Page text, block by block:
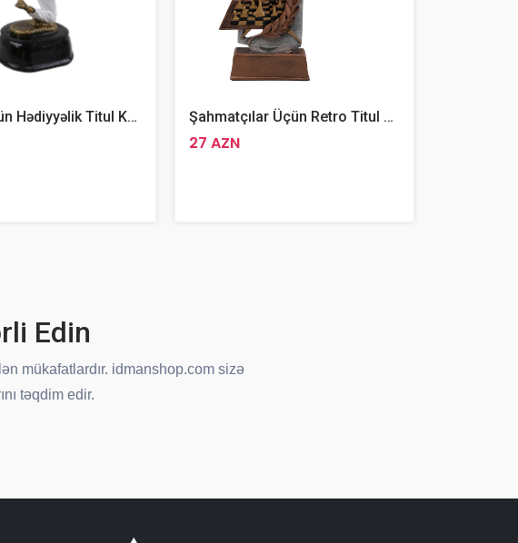
Karate Üçün Hədiyyəlik Titul Kubik 14 Şahmatçılar Üçün Retro Titul Kubok 19 Sm
27 AZN
Edin
mükafatlardır. idmanshop.com sizə
təqdim edir.